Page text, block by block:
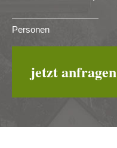
Personen
jetzt anfragen